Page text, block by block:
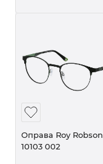
Оправа Roy Robson
10103 002